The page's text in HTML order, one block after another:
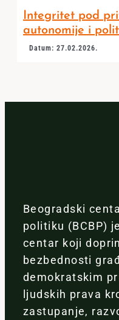
Integritet pod
autonomije i
Datum: 27.02.2026.
Beogradski
politiku (BCBP)
centar koji
bezbednosti
demokratskim
ljudskih prava
zastupanje,